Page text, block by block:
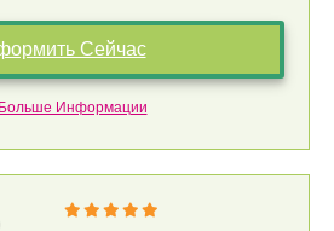
Сейчас
Информации